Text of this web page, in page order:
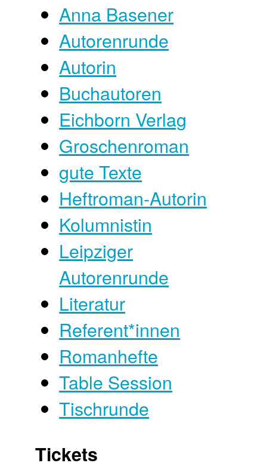
Anna Basener
Autorenrunde
Autorin
Buchautoren
Eichborn Verlag
Groschenroman
gute Texte
Heftroman-Autorin
Kolumnistin
Leipziger
Autorenrunde
Literatur
Referent*innen
Romanhefte
Table Session
Tischrunde
Tickets